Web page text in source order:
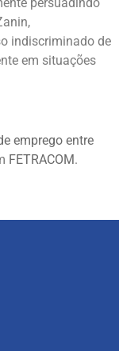
indiscriminado de
em situações
emprego entre
FETRACOM.